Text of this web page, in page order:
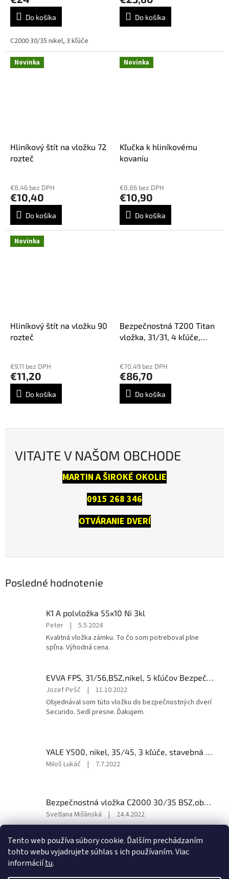
Tento web používa súbory cookie. Ďalším prechádzaním
tohto webu vyjadrujete súhlas s ich používaním. Viac
informáciítu.
je
5,0
z
hviezdičiek.
Do košíka
C2000 30/35 nikel, 3 kľúče
Do košíka
Novinka
Hliníkový štít na vložku 72
rozteč
€8,46 bez DPH
€10,40
Do košíka
Novinka
Kľučka k hliníkovému
kovaniu
€8,86 bez DPH
€10,90
Do košíka
Novinka
Hliníkový štít na vložku 90
rozteč
€9,11 bez DPH
€11,20
Do košíka
Bezpečnostná T200 Titan
vložka, 31/31, 4 kľúče,
€70,49 bez DPH
€86,70
Do košíka
VITAJTE V NAŠOM OBCHODE
MARTIN A ŠIROKÉ OKOLIE
0915 268 346
OTVÁRANIE DVERÍ
Posledné hodnotenie
K1 A polvložka 55x10 Ni 3kl
Hodnotenie
produktu
je
5
hviezdičiek.
Peter |
5.5.2024
Kvalitná vložka zámku. To čo som potreboval plne
spľna. Výhodná cena.
EVVA FPS, 31/56,BSZ,nikel, 5 kľúčov Bezpečnostná vložka
Hodnotenie
produktu
je
hviezdičiek.
Jozef Piršč |
11.10.2022
Objednával som túto vložku do bezpečnostných dverí
Securido. Sedí presne. Ďakujem.
YALE Y500, nikel, 35/45, 3 kľúče, stavebná cylindrická vložka
Hodnotenie
z
5
hviezdičiek.
Miloš Lukáč | 7.7.2022
Bezpečnostná vložka C2000 30/35 BSZ,obojstranný prevod kľúča,nikel, 3 kľúče
Hodnotenie
produktu
5
z
5
Svetlana Mišlinská | 24.4.2022